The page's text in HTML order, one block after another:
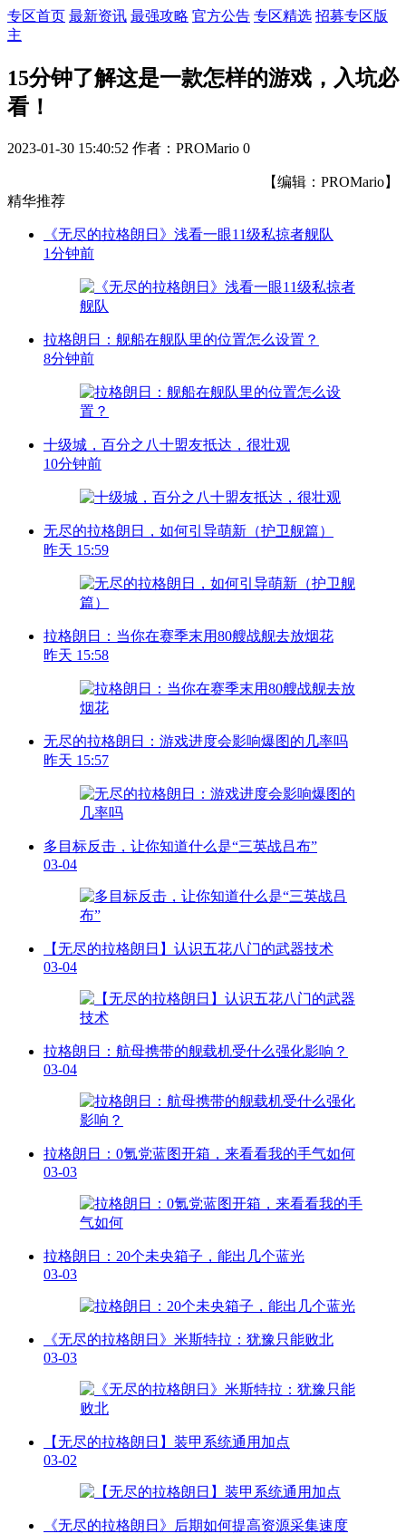
专区首页 最新资讯 最强攻略 官方公告 专区精选 招募专区版
主
15分钟了解这是一款怎样的游戏，入坑必
看！
2023-01-30 15:40:52 作者：PROMario 0
【编辑：PROMario】
精华推荐
《无尽的拉格朗日》浅看一眼11级私掠者舰队
1分钟前
拉格朗日：舰船在舰队里的位置怎么设置？
8分钟前
十级城，百分之八十盟友抵达，很壮观
10分钟前
无尽的拉格朗日，如何引导萌新（护卫舰篇）
昨天 15:59
拉格朗日：当你在赛季末用80艘战舰去放烟花
昨天 15:58
无尽的拉格朗日：游戏进度会影响爆图的几率吗
昨天 15:57
多目标反击，让你知道什么是“三英战吕布”
03-04
【无尽的拉格朗日】认识五花八门的武器技术
03-04
拉格朗日：航母携带的舰载机受什么强化影响？
03-04
拉格朗日：0氪党蓝图开箱，来看看我的手气如何
03-03
拉格朗日：20个未央箱子，能出几个蓝光
03-03
《无尽的拉格朗日》米斯特拉：犹豫只能败北
03-03
【无尽的拉格朗日】装甲系统通用加点
03-02
《无尽的拉格朗日》后期如何提高资源采集速度